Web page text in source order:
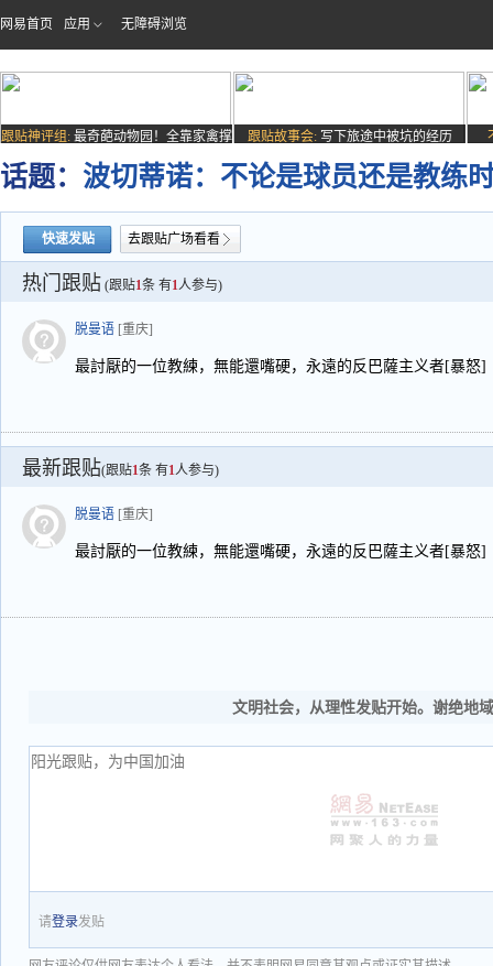
网易首页 应用 无障碍浏览
跟贴神评组: 最奇葩动物园！全靠家禽撑
场子
跟贴故事会: 写下旅途中被坑的经历
话题： 波切蒂诺：不论是球员还是教练
快速发贴 去跟贴广场看看
热门跟贴 (跟贴1条 有1人参与)
脱曼语 [重庆]
最討厭的一位教練，無能還嘴硬，永遠的反巴薩主义者[暴怒]
最新跟贴(跟贴1条 有1人参与)
脱曼语 [重庆]
最討厭的一位教練，無能還嘴硬，永遠的反巴薩主义者[暴怒]
文明社会，从理性发贴开始。谢绝地
请登录发贴